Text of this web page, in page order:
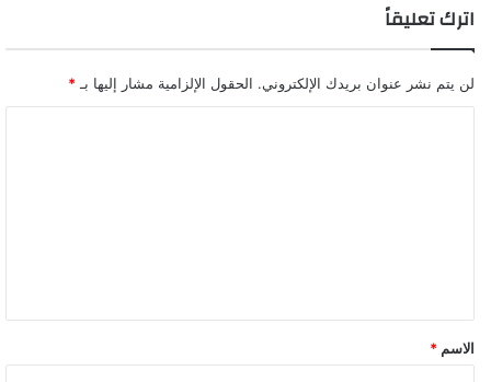
اترك تعليقاً
لن يتم نشر عنوان بريدك الإلكتروني. الحقول الإلزامية مشار إليها بـ *
الاسم *